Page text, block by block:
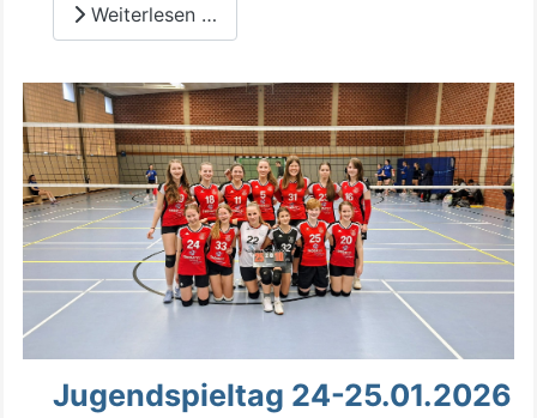
Weiterlesen …
Jugendspieltag 24-25.01.2026